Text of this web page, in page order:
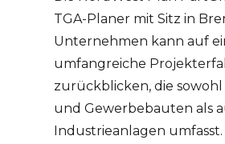
TGA-Planer mit Sitz in
Unternehmen kann auf
umfangreiche
zurückblicken, die
und Gewerbebauten als
Industrieanlagen umfasst.